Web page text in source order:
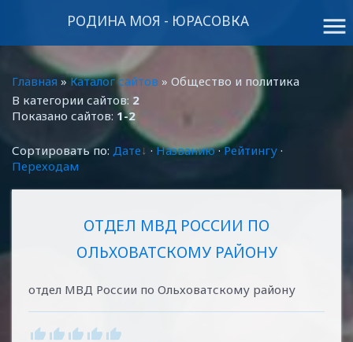
menu
РОДИНА МОЯ - ЮРАСОВКА
Главная »Каталог сайтов » Общество и политика
В категории сайтов: 2
Показано сайтов: 1-2
Сортировать по: Дате ·Названию·Рейтингу ·
Переходам
ОТДЕЛ МВД РОССИИ ПО
ОЛЬХОВАТСКОМУ РАЙОНУ
отдел МВД России по Ольховатскому району